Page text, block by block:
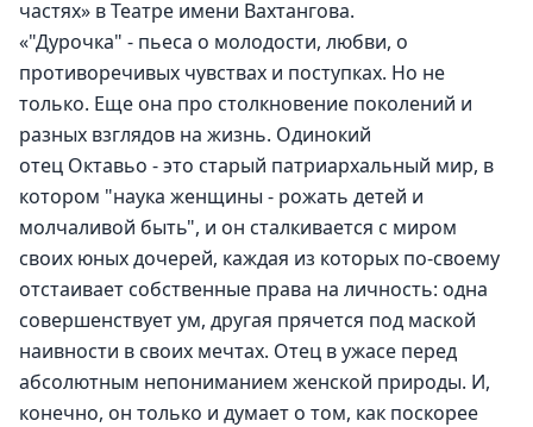
частях» в Театре имени Вахтангова.
«"Дурочка" - пьеса о молодости, любви, о
противоречивых чувствах и поступках. Но не
только. Еще она про столкновение поколений и
разных взглядов на жизнь. Одинокий
отец Октавьо - это старый патриархальный мир, в
котором "наука женщины - рожать детей и
молчаливой быть", и он сталкивается с миром
своих юных дочерей, каждая из которых по-своему
отстаивает собственные права на личность: одна
совершенствует ум, другая прячется под маской
наивности в своих мечтах. Отец в ужасе перед
абсолютным непониманием женской природы. И,
конечно, он только и думает о том, как поскорее